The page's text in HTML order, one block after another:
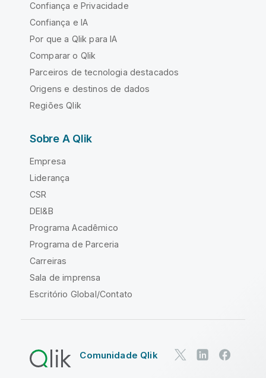
Confiança e Privacidade
Confiança e IA
Por que a Qlik para IA
Comparar o Qlik
Parceiros de tecnologia destacados
Origens e destinos de dados
Regiões Qlik
Sobre A Qlik
Empresa
Liderança
CSR
DEI&B
Programa Acadêmico
Programa de Parceria
Carreiras
Sala de imprensa
Escritório Global/Contato
Comunidade Qlik